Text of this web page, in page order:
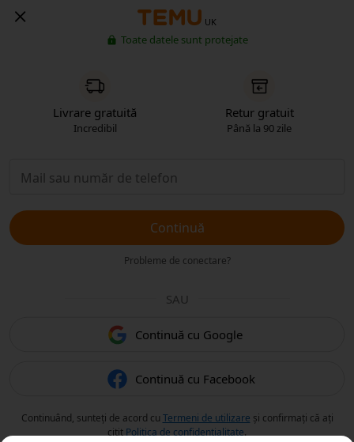
UK
Toate datele sunt protejate
Livrare gratuită
Incredibil
Retur gratuit
Până la 90 zile
Continuă
Probleme de conectare?
SAU
Continuă cu Google
Continuă cu Facebook
Continuând, sunteți de acord cu Termeni de utilizare și confirmați că ați
citit Politica de confidențialitate.